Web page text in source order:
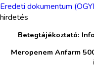
Eredeti dokumentum
hirdetés
Betegtájékoztató:
Meropenem Anfarm